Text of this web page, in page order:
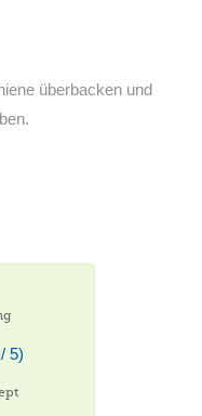
überbacken und
5)